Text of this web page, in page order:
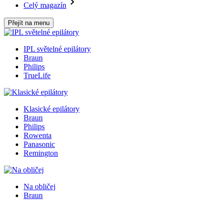
Celý magazín
Přejít na menu
IPL světelné epilátory
Braun
Philips
TrueLife
Klasické epilátory
Braun
Philips
Rowenta
Panasonic
Remington
Na obličej
Braun